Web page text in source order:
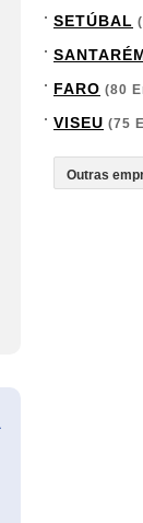
SETÚBAL
FARO (80
VISEU (75